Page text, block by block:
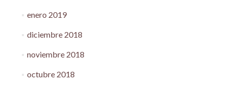
enero 2019
diciembre 2018
noviembre 2018
octubre 2018